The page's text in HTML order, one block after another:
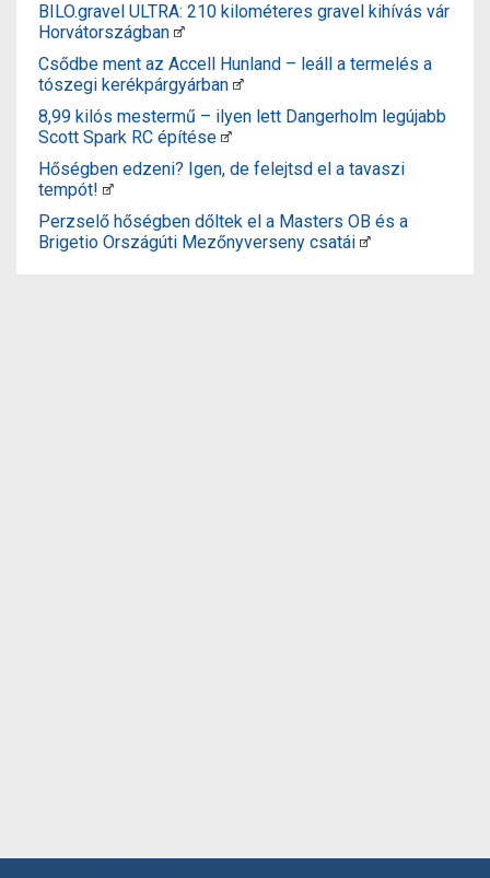
BILO.gravel ULTRA: 210 kilométeres gravel kihívás vár
Horvátországban
Csődbe ment az Accell Hunland – leáll a termelés a
tószegi kerékpárgyárban
8,99 kilós mestermű – ilyen lett Dangerholm legújabb
Scott Spark RC építése
Hőségben edzeni? Igen, de felejtsd el a tavaszi
tempót!
Perzselő hőségben dőltek el a Masters OB és a
Brigetio Országúti Mezőnyverseny csatái